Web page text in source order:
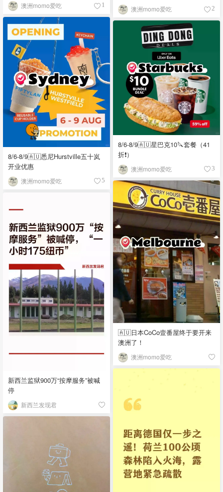
澳洲momo爱吃 1 澳洲momo爱吃 2
8/6-8/9🇦🇺悉尼Hurstville五十岚
开业优惠
澳洲momo爱吃 5
8/6-8/9🇦🇺星巴克10🔪套餐（41
折❗）
澳洲momo爱吃 3
🇦🇺日本CoCo壹番屋终于要开来
澳洲了！
澳洲momo爱吃
新西兰监狱900万“按摩服务”被喊
停
新西兰发现君